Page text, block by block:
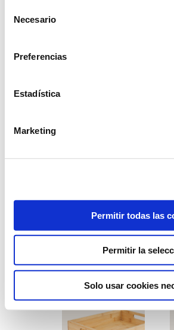
Necesario
Preferencias
Estadística
Marketing
Permitir todas las
Permitir la
Solo usar cookies
Costurero madera